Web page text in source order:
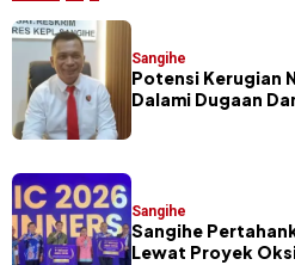
Sangihe
Potensi Kerugian
Dalami Dugaan
Sangihe
Sangihe
Lewat Proyek